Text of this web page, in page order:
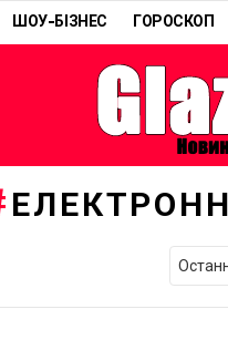
ШОУ-БІЗНЕС ГОРОСКОП